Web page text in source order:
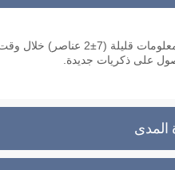
نوع الذاكرة الذي يسمح لنا
على ذكريات جديدة.
المدى